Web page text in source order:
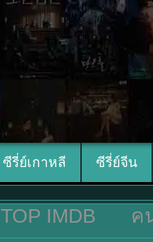
ซีรี่ย์เกาหลี ซีรี่ย์จีน
TOP IMDB ค